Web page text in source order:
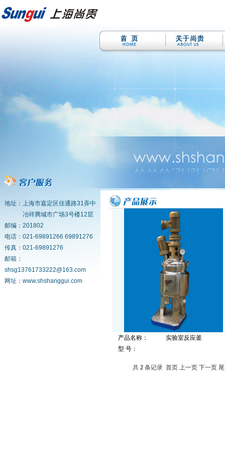
地址：上海市嘉定区佳通路31弄中
冶祥腾城市广场3号楼12层
邮编：201802
电话：021-69891266 69891276
传真：021-69891276
邮箱：
shsg13761733222@163.com
网址：www.shshanggui.com
产品名称：
实验室反应釜
型 号：
共 2 条记录 首页 上一页 下一页